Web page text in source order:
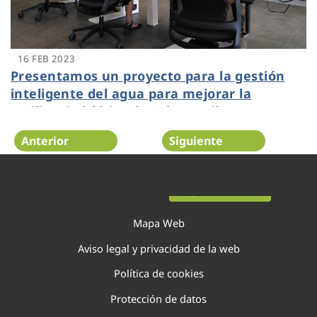
16 FEB 2023
Presentamos un proyecto para la gestión
inteligente del agua para mejorar la
resiliencia hídrica de Salou y Vila-seca
Anterior Siguiente
Mapa Web
Aviso legal y privacidad de la web
Política de cookies
Protección de datos